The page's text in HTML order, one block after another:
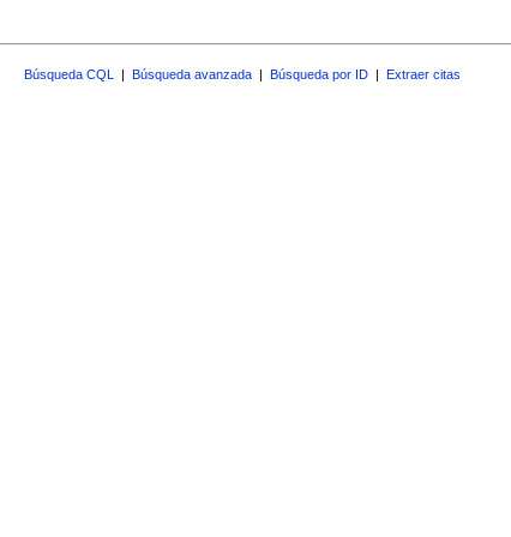
Búsqueda CQL | Búsqueda avanzada | Búsqueda por ID | Extraer citas